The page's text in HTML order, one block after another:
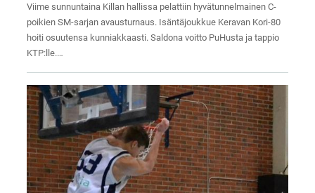
Viime sunnuntaina Killan hallissa pelattiin hyvätunnelmainen C-
poikien SM-sarjan avausturnaus. Isäntäjoukkue Keravan Kori-80
hoiti osuutensa kunniakkaasti. Saldona voitto PuHusta ja tappio
KTP:lle.…